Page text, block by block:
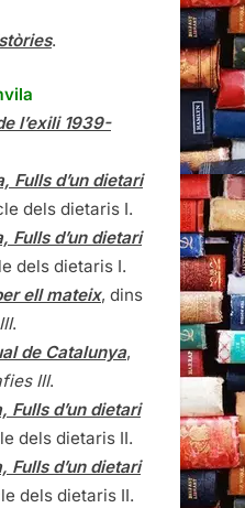
.
l’exili 1939-
Fulls d’un dietari
dels dietaris I.
Fulls d’un dietari
dels dietaris I.
ell mateix, dins
.
de Catalunya,
III.
Fulls d’un dietari
dels dietaris II.
Fulls d’un dietari
dels dietaris II.